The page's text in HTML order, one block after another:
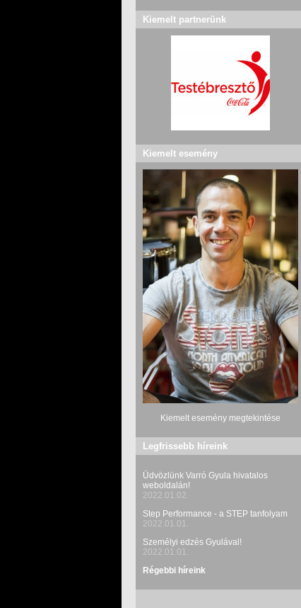
Kiemelt partnerünk
Kiemelt esemény
Kiemelt esemény megtekintése
Legfrissebb híreink
Üdvözlünk Varró Gyula hivatalos
weboldalán!
2022.01.02.
Step Performance - a STEP tanfolyam
2022.01.01.
Személyi edzés Gyulával!
2022.01.01.
Régebbi híreink